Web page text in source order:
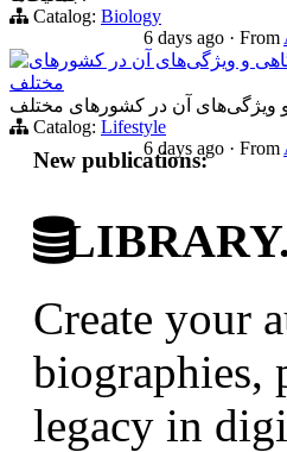
Catalog: Biology
6 days ago · From
و ویژگی‌های آن در کشورهای
مختلف
ویژگی‌های آن در کشورهای مختلف
Catalog: Lifestyle
6 days ago · From
New publications:
Create your
biographies,
legacy in